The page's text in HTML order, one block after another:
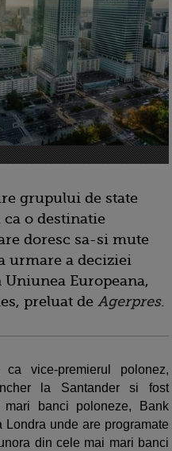
grupului de state
ca o destinatie
doresc sa-si mute
urmare a deciziei
Europeana,
preluat de Agerpres.
ca vice-premierul polonez,
la Santander si fost
banci poloneze, Bank
unde are programate
din cele mai mari banci